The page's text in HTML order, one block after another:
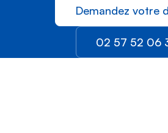
Demandez votre
02 57 52 06